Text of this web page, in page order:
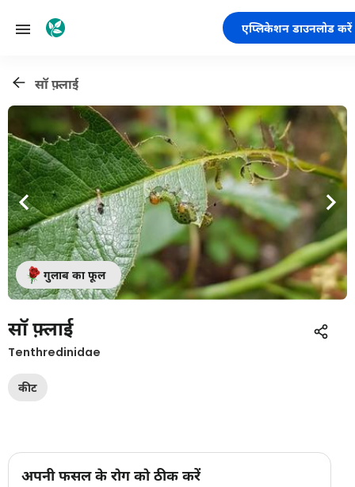
एप्लिकेशन डाउनलोड करें
सॉ फ़्लाई
गुलाब का फूल
सॉ फ़्लाई
Tenthredinidae
कीट
अपनी फसल के रोग को ठीक करें